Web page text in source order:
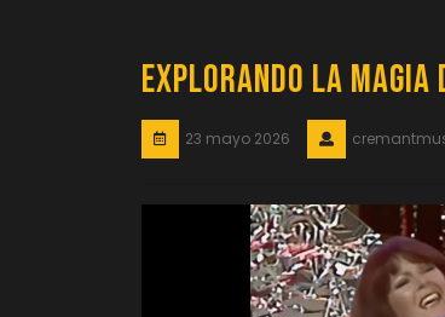
Explorando la Magia
23 mayo 2026